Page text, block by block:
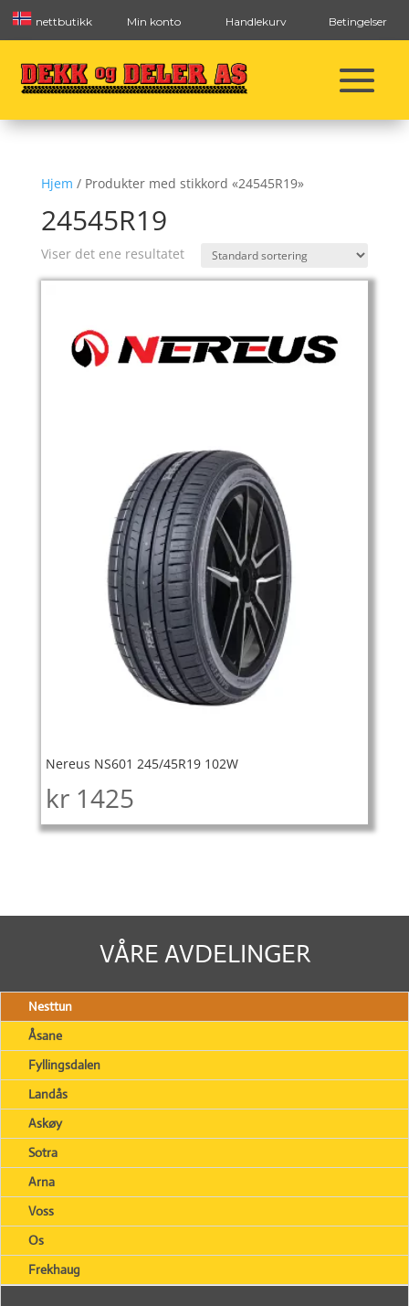
nettbutikk Min konto Handlekurv Betingelser
Hjem / Produkter med stikkord «24545R19»
24545R19
Viser det ene resultatet
Nereus NS601 245/45R19 102W
kr 1425
VÅRE AVDELINGER
Nesttun
Åsane
Fyllingsdalen
Landås
Askøy
Sotra
Arna
Voss
Os
Frekhaug